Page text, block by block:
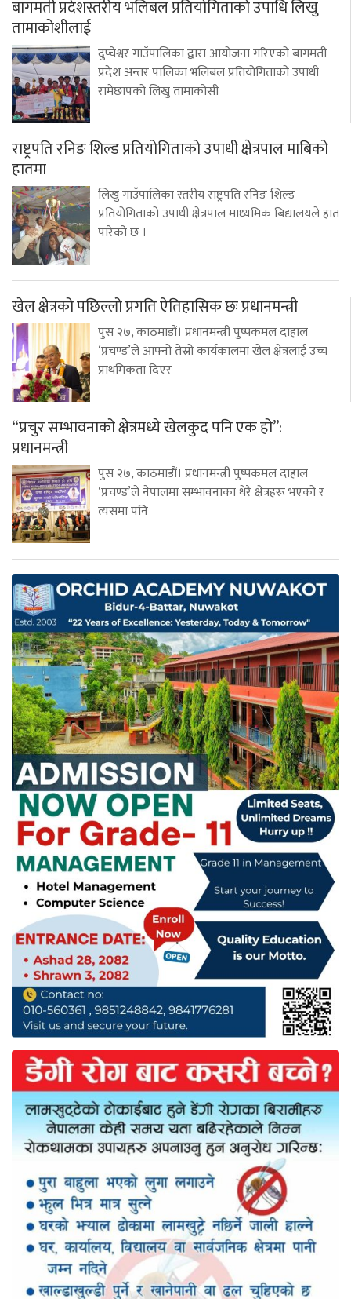
बागमती प्रदेशस्तरीय भलिबल प्रतियोगिताको उपाधि लिखु
तामाकोशीलाई
दुप्चेश्वर गाउँपालिका द्वारा आयोजना गरिएको बागमती
प्रदेश अन्तर पालिका भलिबल प्रतियोगिताको उपाधी
रामेछापको लिखु तामाकोसी
राष्ट्रपति रनिङ शिल्ड प्रतियोगिताको उपाधी क्षेत्रपाल माबिको
हातमा
लिखु गाउँपालिका स्तरीय राष्ट्रपति रनिङ शिल्ड
प्रतियोगिताको उपाधी क्षेत्रपाल माध्यमिक बिद्यालयले हात
पारेको छ ।
खेल क्षेत्रको पछिल्लो प्रगति ऐतिहासिक छः प्रधानमन्त्री
पुस २७, काठमाडौं। प्रधानमन्त्री पुष्पकमल दाहाल
‘प्रचण्ड’ले आफ्नो तेस्रो कार्यकालमा खेल क्षेत्रलाई उच्च
प्राथमिकता दिएर
“प्रचुर सम्भावनाको क्षेत्रमध्ये खेलकुद पनि एक हो”:
प्रधानमन्त्री
पुस २७, काठमाडौं। प्रधानमन्त्री पुष्पकमल दाहाल
‘प्रचण्ड’ले नेपालमा सम्भावनाका धेरै क्षेत्रहरू भएको र
त्यसमा पनि